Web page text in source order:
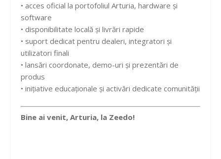
• acces oficial la portofoliul Arturia, hardware și
software
• disponibilitate locală și livrări rapide
• suport dedicat pentru dealeri, integratori și
utilizatori finali
• lansări coordonate, demo-uri și prezentări de
produs
• inițiative educaționale și activări dedicate comunității
Bine ai venit, Arturia, la Zeedo!